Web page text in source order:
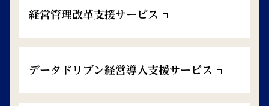
経営管理改革支援サービス
データドリブン経営導入支援サービス